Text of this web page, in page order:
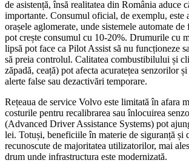
de asistență, însă realitatea din România aduce
importante. Consumul oficial, de exemplu, este
orașele aglomerate, unde sistemele automate de
pot crește consumul cu 10-20%. Drumurile cu
lipsă pot face ca Pilot Assist să nu funcționeze
să preia controlul. Calitatea combustibilului și
zăpadă, ceață) pot afecta acuratețea senzorilor
alerte false sau dezactivări temporare.
Rețeaua de service Volvo este limitată în afara
costurile pentru recalibrarea sau înlocuirea
(Advanced Driver Assistance Systems) pot
lei. Totuși, beneficiile în materie de siguranță și
recunoscute de majoritatea utilizatorilor, mai
drum unde infrastructura este modernizată.